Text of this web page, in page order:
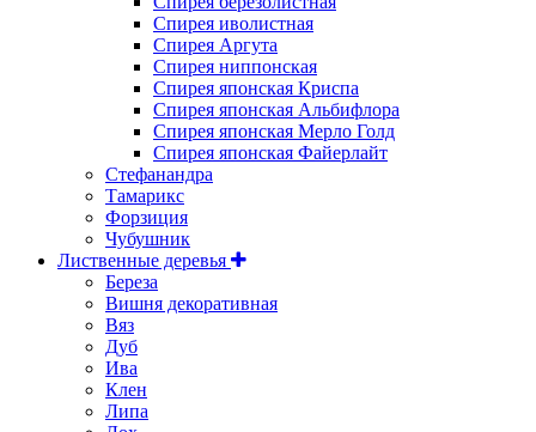
Спирея иволистная
Спирея Аргута
Спирея ниппонская
Спирея японская Криспа
Спирея японская Альбифлора
Спирея японская Мерло Голд
Спирея японская Файерлайт
Стефанандра
Тамарикс
Форзиция
Чубушник
Лиственные деревья
Береза
Вишня декоративная
Вяз
Дуб
Ива
Клен
Липа